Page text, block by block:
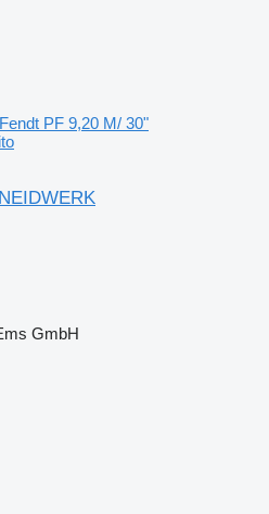
Fendt PF 9,20 M/ 30"
GmbH